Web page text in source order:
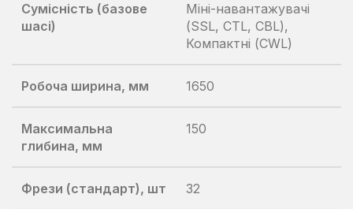
Сумісність (базове
шасі)
Міні-навантажувачі
(SSL, CTL, CBL),
Компактні (CWL)
Робоча ширина, мм 1650
Максимальна
глибина, мм
150
Фрези (стандарт), шт 32